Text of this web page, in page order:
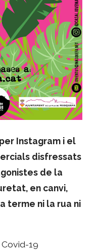
Instagram i el
disfressats
de la
en canvi,
terme ni la rua ni
19